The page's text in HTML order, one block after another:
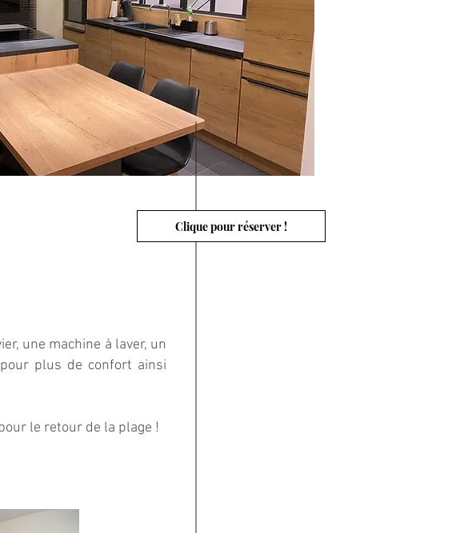
une machine à laver, un
plus de confort ainsi
le retour de la plage !
Clique pour réserver !